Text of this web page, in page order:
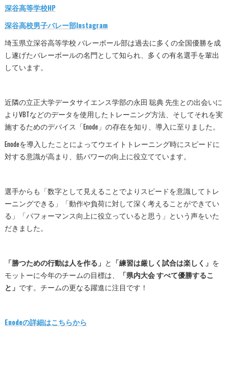
深谷高等学校HP
深谷高校男子バレー部Instagram
埼玉県立深谷高等学校 バレーボール部は過去に多くの全国優勝を成
し遂げたバレーボールの名門として知られ、多くの有名選手を輩出
しています。
近隣の立正大学データサイエンス学部の永田 聡典 先生との出会いに
よりVBTなどのデータを使用したトレーニング方法、そしてそれを実
施するためのデバイス「Enode」の存在を知り、導入に至りました。
Enodeを導入したことによってウエイトトレーニング時にスピードに
対する意識が高まり、筋パワーの向上に役立てています。
選手からも「数字として見えることでよりスピードを意識してトレ
ーニングできる」「動作や負荷に対して深く考えることができてい
る」「パフォーマンス向上に役立っていると思う」という声をいた
だきました。
「勝つための行動は人を作る」 と 「練習は厳しく試合は楽しく」 を
モットーに今年のチームの目標は、
「県内大会 すべて優勝するこ
と」 です。チームの更なる躍進に注目です！
Enodeの詳細はこちらから